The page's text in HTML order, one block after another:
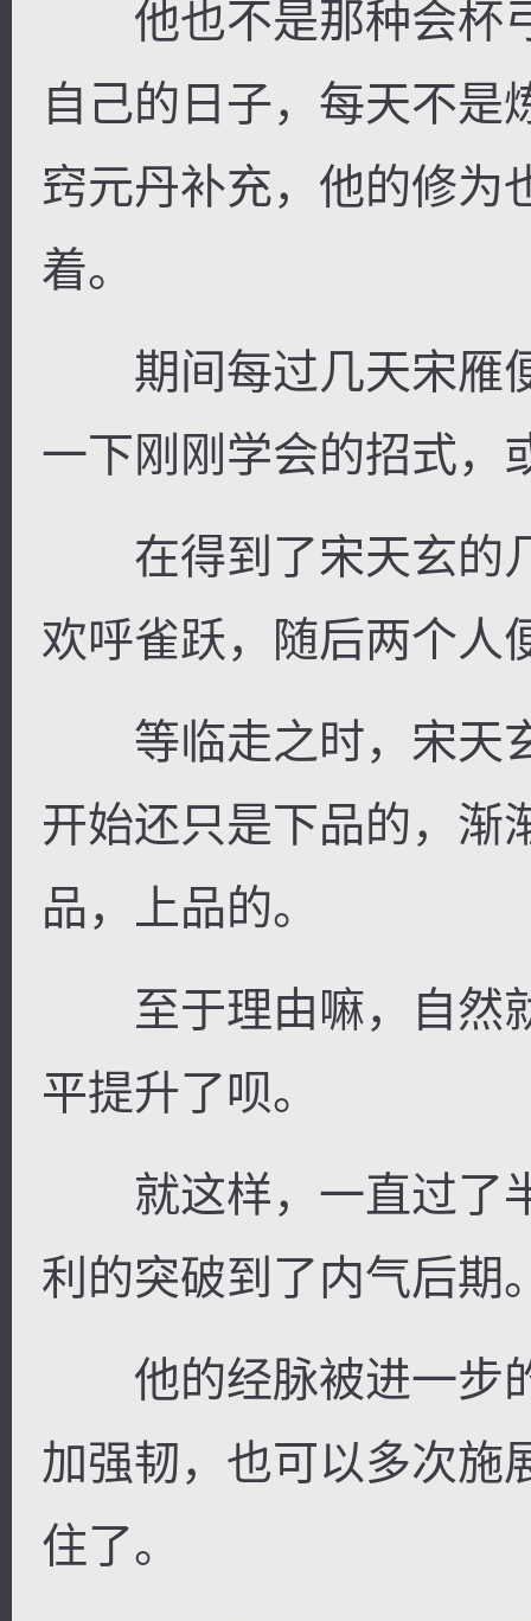
他也不是那种会杯
自己的日子，每天不是
窍元丹补充，他的修为
着。
期间每过几天宋雁
一下刚刚学会的招式，
在得到了宋天玄的
欢呼雀跃，随后两个人
等临走之时，宋天
开始还只是下品的，渐
品，上品的。
至于理由嘛，自然
平提升了呗。
就这样，一直过了
利的突破到了内气后期
他的经脉被进一步
加强韧，也可以多次施
住了。